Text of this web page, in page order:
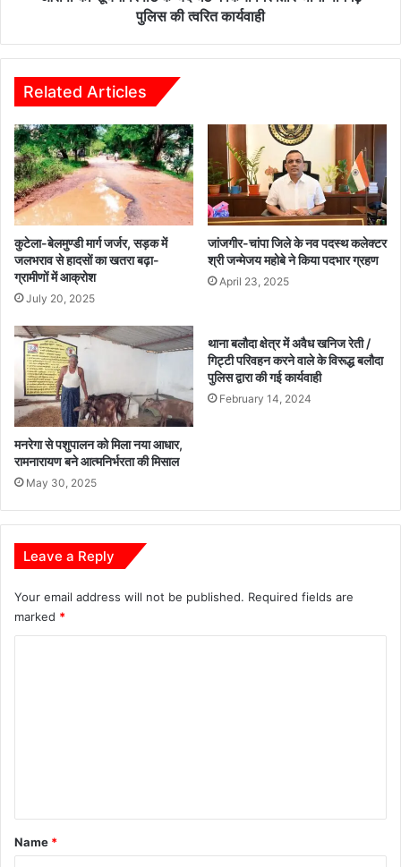
ना
के
ला
खों
रु
प
ये
कि
ये
आ
ह
र
बा
लि
का
से
छे
ड़
छा
ड़
क
र
ने
ले
पी
को
सू
च
ना
रि
घं
टे
में
म
ग
ढ़
पुलिस की त्वरित कार्यवाही
Related Articles
कुटेला-बेलमुण्डी मार्ग जर्जर, सड़क में
जलभराव से हादसों का खतरा बढ़ा-
ग्रामीणों में आक्रोश
July 20, 2025
जांजगीर-चांपा जिले के नव पदस्थ कलेक्टर
श्री जन्मेजय महोबे ने किया पदभार ग्रहण
April 23, 2025
मनरेगा से पशुपालन को मिला नया आधार,
रामनारायण बने आत्मनिर्भरता की मिसाल
May 30, 2025
थाना बलौदा क्षेत्र में अवैध खनिज रेती /
गिट्टी परिवहन करने वाले के विरूद्ध बलौदा
पुलिस द्वारा की गई कार्यवाही
February 14, 2024
Leave a Reply
Your email address will not be published. Required fields are
marked *
*
Name *